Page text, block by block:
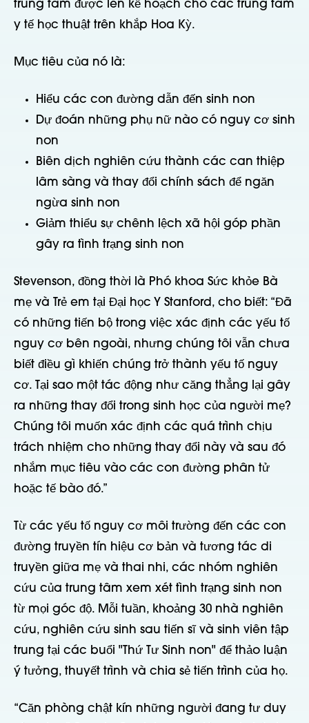
trung tâm được lên kế hoạch cho các trung tâm
y tế học thuật trên khắp Hoa Kỳ.
Mục tiêu của nó là:
Hiểu các con đường dẫn đến sinh non
Dự đoán những phụ nữ nào có nguy cơ sinh
non
Biên dịch nghiên cứu thành các can thiệp
lâm sàng và thay đổi chính sách để ngăn
ngừa sinh non
Giảm thiểu sự chênh lệch xã hội góp phần
gây ra tình trạng sinh non
Stevenson, đồng thời là Phó khoa Sức khỏe Bà
mẹ và Trẻ em tại Đại học Y Stanford, cho biết: “Đã
có những tiến bộ trong việc xác định các yếu tố
nguy cơ bên ngoài, nhưng chúng tôi vẫn chưa
biết điều gì khiến chúng trở thành yếu tố nguy
cơ. Tại sao một tác động như căng thẳng lại gây
ra những thay đổi trong sinh học của người mẹ?
Chúng tôi muốn xác định các quá trình chịu
trách nhiệm cho những thay đổi này và sau đó
nhắm mục tiêu vào các con đường phân tử
hoặc tế bào đó.”
Từ các yếu tố nguy cơ môi trường đến các con
đường truyền tín hiệu cơ bản và tương tác di
truyền giữa mẹ và thai nhi, các nhóm nghiên
cứu của trung tâm xem xét tình trạng sinh non
từ mọi góc độ. Mỗi tuần, khoảng 30 nhà nghiên
cứu, nghiên cứu sinh sau tiến sĩ và sinh viên tập
trung tại các buổi "Thứ Tư Sinh non" để thảo luận
ý tưởng, thuyết trình và chia sẻ tiến trình của họ.
“Căn phòng chật kín những người đang tư duy